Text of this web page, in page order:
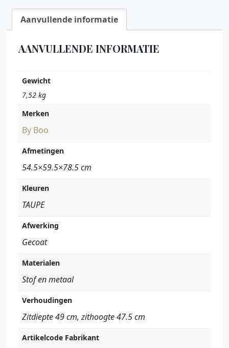
Aanvullende informatie
AANVULLENDE INFORMATIE
Gewicht
7,52 kg
Merken
By Boo
Afmetingen
54.5×59.5×78.5 cm
Kleuren
TAUPE
Afwerking
Gecoat
Materialen
Stof en metaal
Verhoudingen
Zitdiepte 49 cm, zithoogte 47.5 cm
Artikelcode Fabrikant